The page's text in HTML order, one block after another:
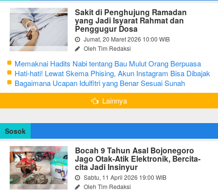
Sakit di Penghujung Ramadan
yang Jadi Isyarat Rahmat dan
Penggugur Dosa
Jumat, 20 Maret 2026 10:00 WIB
Oleh Tim Redaksi
Memaknai Hadits Nabi tentang Bau Mulut Orang Berpuasa
Secara Bijak Agar Tidak Menggangu
Hati-hati! Lewat Skema Phising, Akun Instagram Bisa Dibajak
Kurang dari 3 Menit
Bagaimana Ucapan Idulfitri yang Benar Sesuai Sunah
Rasulullah
Lainnya
Sosok
Bocah 9 Tahun Asal Bojonegoro
Jago Otak-Atik Elektronik, Bercita-
cita Jadi Insinyur
Sabtu, 11 April 2026 19:00 WIB
Oleh Tim Redaksi